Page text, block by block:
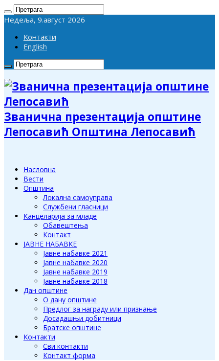
Недеља, 9.август 2026
Контакти
English
Званична презентација општине
Лепосавић Општина Лепосавић
Насловна
Вести
Општина
Локална самоуправа
Службени гласници
Канцеларија за младе
Обавештења
Контакт
ЈАВНЕ НАБАВКЕ
Јавне набавке 2021
Јавне набавке 2020
Јавне набавке 2019
Јавне набавке 2018
Дан општине
О дану општине
Предлог за награду или признање
Досадашњи добитници
Братске општине
Контакти
Сви контакти
Контакт форма